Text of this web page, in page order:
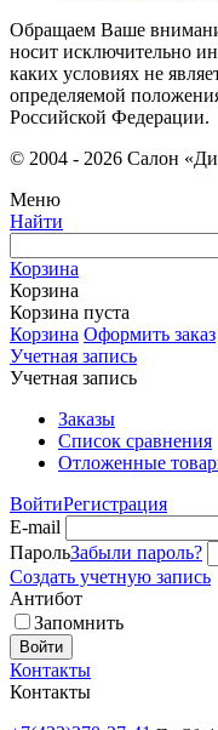
Обращаем Ваше
носит исключительно
каких условиях не
определяемой
Российской Федерации.
© 2004 - 2026 Салон
Меню
Найти
Корзина
Корзина
Корзина пуста
Корзина Оформить заказ
Учетная запись
Учетная запись
Заказы
Список сравнения
Отложенные
ВойтиРегистрация
E-mail
ПарольЗабыли пароль?
Создать учетную запись
Антибот
Запомнить
Войти
Контакты
Контакты